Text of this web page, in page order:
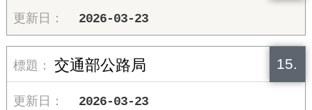
2026-03-23
15.
交通部公路局
2026-03-23